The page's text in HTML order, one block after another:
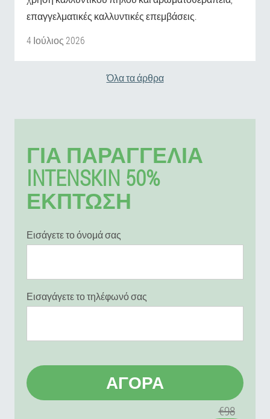
επαγγελματικές καλλυντικές επεμβάσεις.
4 Ιούλιος 2026
Όλα τα άρθρα
ΓΙΑ ΠΑΡΑΓΓΕΛΊΑ
INTENSKIN 50%
ΕΚΠΤΩΣΗ
Εισάγετε το όνομά σας
Εισαγάγετε το τηλέφωνό σας
ΑΓΟΡΆ
€98